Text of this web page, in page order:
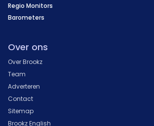
Regio Monitors
Barometers
Over ons
Over Brookz
Team
Adverteren
Contact
Sitemap
Brookz English